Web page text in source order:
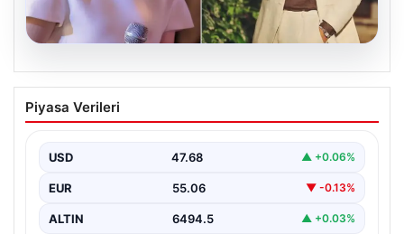
‘Yeraltı’ dizisinde şok olay! Babası suç
duyurusunda bulundu: ‘Kızımla reşit
Piyasa Verileri
USD 47.68 ▲ +0.06%
EUR 55.06 ▼ -0.13%
ALTIN 6494.5 ▲ +0.03%